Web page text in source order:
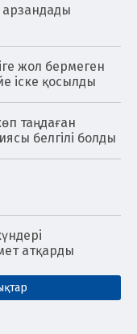
арзандады
жол бермеген
іске қосылды
таңдаған
белгілі болды
атқарды